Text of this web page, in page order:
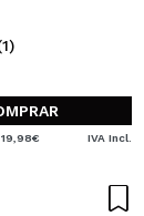
IVA Incl.